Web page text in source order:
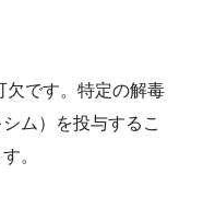
欠です。特定の解毒
ム）を投与するこ
。